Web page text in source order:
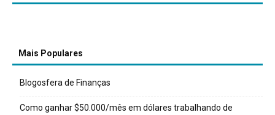
Mais Populares
Blogosfera de Finanças
Como ganhar $50.000/mês em dólares trabalhando de